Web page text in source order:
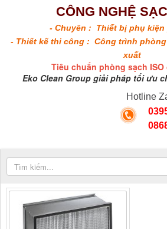
CÔNG NGHỆ
- Chuyên : Thiết bị phụ kiện
- Thiết kế thi công : Công trình
xuất
Tiêu chuẩn phòng sạch ISO
Eko Clean Group giải pháp tối ưu
Hotline